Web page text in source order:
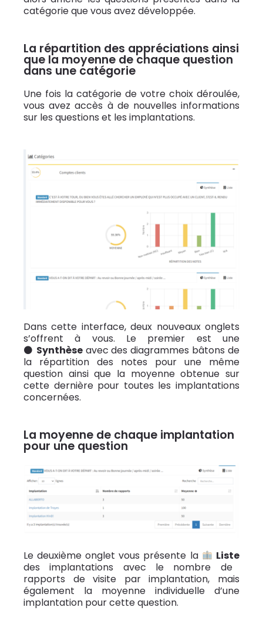
catégorie que vous avez développée.
La répartition des appréciations ainsi
que la moyenne de chaque question
dans une catégorie
Une fois la catégorie de votre choix déroulée,
vous avez accès à de nouvelles informations
sur les questions et les implantations.
Dans cette interface, deux nouveaux onglets
s’offrent à vous. Le premier est une
⚫ Synthèseavecdes diagrammes bâtons de
la répartition des notes pour une même
question ainsi que la moyenne obtenue sur
cette dernière pour toutes les implantations
concernées.
La moyenne de chaque implantation
pour une question
Le deuxième onglet vous présente la
Liste
des implantations avec le nombre de
rapports de visite par implantation, mais
également la moyenne individuelle d’une
implantation pour cette question.